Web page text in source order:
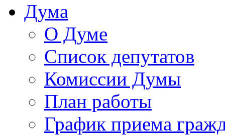
Дума
О Думе
Список депутатов
Комиссии Думы
План работы
График приема